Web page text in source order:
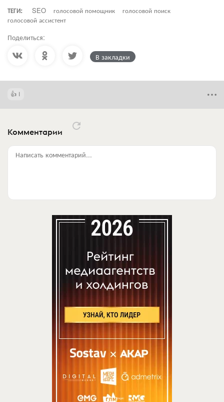
ТЕГИ:
SEO голосовой помощник
голосовой поиск
голосовой ассистент
Поделиться:
В закладки
1
Комментарии
Написать комментарий...